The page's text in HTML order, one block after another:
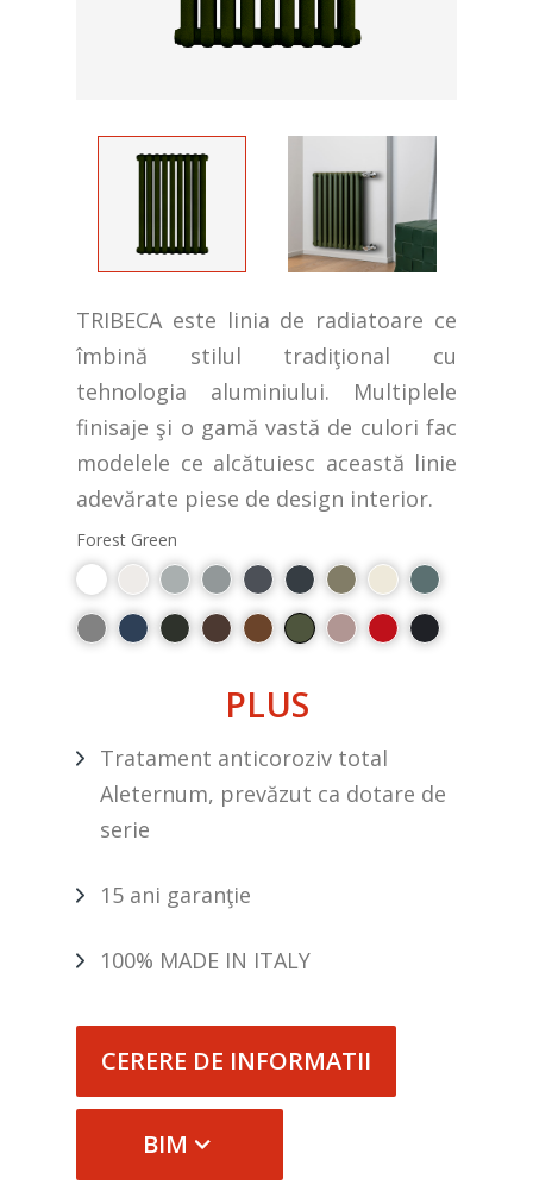
TRIBECA este linia de radiatoare ce
îmbină stilul tradiţional cu
tehnologia aluminiului. Multiplele
finisaje şi o gamă vastă de culori fac
modelele ce alcătuiesc această linie
adevărate piese de design interior.
Forest Green
PLUS
Tratament anticoroziv total
Aleternum, prevăzut ca dotare de
serie
15 ani garanţie
100% MADE IN ITALY
CERERE DE INFORMATII
BIM